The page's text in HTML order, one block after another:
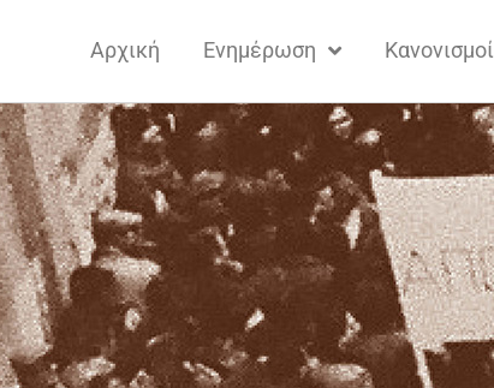
Αρχική Ενημέρωση Κανονισμοί